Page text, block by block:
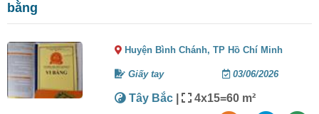
bằng
Huyện Bình Chánh,TP Hồ Chí Minh
Giấy tay 03/06/2026
Tây Bắc | 4x15=60 m²